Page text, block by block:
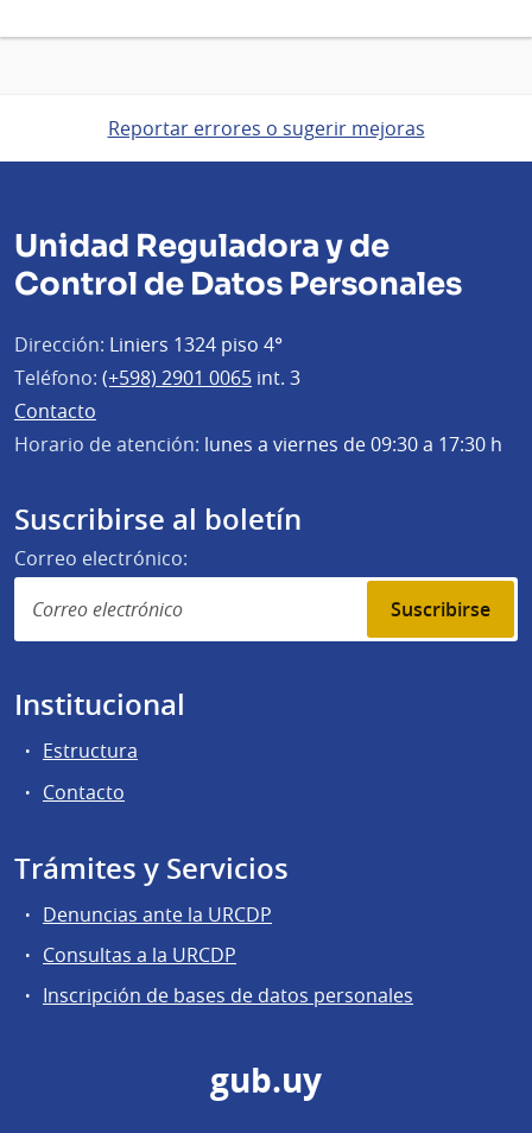
Reportar errores o sugerir mejoras
Unidad Reguladora y de
Control de Datos Personales
Dirección: Liniers 1324 piso 4°
Teléfono: (+598) 2901 0065 int. 3
Contacto
Horario de atención: lunes a viernes de 09:30 a 17:30 h
Suscribirse al boletín
Correo electrónico:
Suscribirse
Institucional
Estructura
Contacto
Trámites y Servicios
Denuncias ante la URCDP
Consultas a la URCDP
Inscripción de bases de datos personales
gub.uy